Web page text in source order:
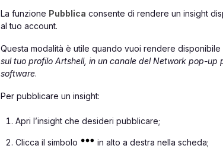
La funzione Pubblica consente di rendere un insight
al tuo account.
Questa modalità è utile quando vuoi rendere
sul tuo profilo Artshell, in un canale del Network pop-up
software.
Per pubblicare un insight:
Apri l’insight che desideri pubblicare;
Clicca il simbolo
in alto a destra nella scheda;